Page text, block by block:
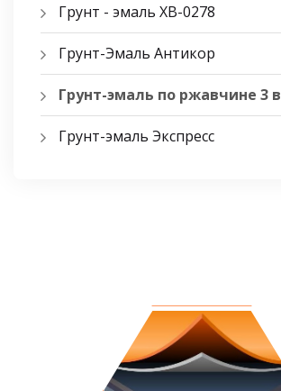
Грунт - эмаль ХВ-0278
Грунт-Эмаль Антикор
Грунт-эмаль по ржавчине 3 в
Грунт-эмаль Экспресс